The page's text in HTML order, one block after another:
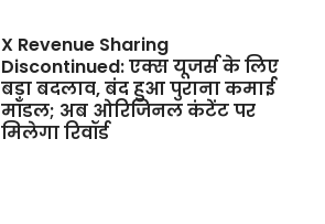
X Revenue Sharing
Discontinued: एक्स यूजर्स के लिए
बड़ा बदलाव, बंद हुआ पुराना कमाई
मॉडल; अब ओरिजिनल कंटेंट पर
मिलेगा रिवॉर्ड